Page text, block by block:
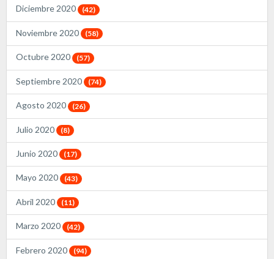
Diciembre 2020 (42)
Noviembre 2020 (58)
Octubre 2020 (57)
Septiembre 2020 (74)
Agosto 2020 (26)
Julio 2020 (8)
Junio 2020 (17)
Mayo 2020 (43)
Abril 2020 (11)
Marzo 2020 (42)
Febrero 2020 (94)